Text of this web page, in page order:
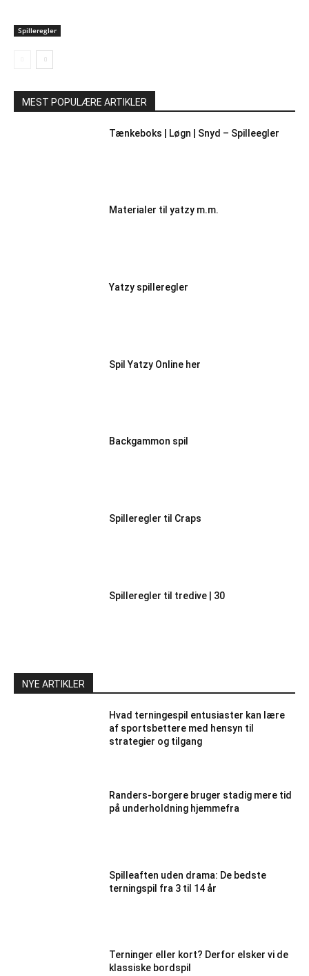
Spilleregler
MEST POPULÆRE ARTIKLER
Tænkeboks | Løgn | Snyd – Spilleegler
Materialer til yatzy m.m.
Yatzy spilleregler
Spil Yatzy Online her
Backgammon spil
Spilleregler til Craps
Spilleregler til tredive | 30
NYE ARTIKLER
Hvad terningespil entusiaster kan lære
af sportsbettere med hensyn til
strategier og tilgang
Randers-borgere bruger stadig mere tid
på underholdning hjemmefra
Spilleaften uden drama: De bedste
terningspil fra 3 til 14 år
Terninger eller kort? Derfor elsker vi de
klassiske bordspil